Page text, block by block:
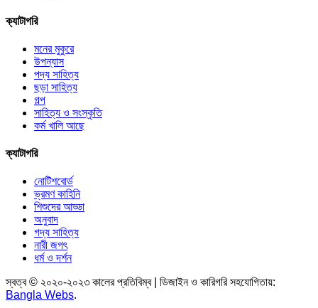
ক্যাটাগরি
মনের মুকুরে
উপন্যাস
পদ্য সাহিত্য
ছড়া সাহিত্য
গল্প
সাহিত্য ও সংস্কৃতি
কর্ম খালি আছে
ক্যাটাগরি
নোটিশবোর্ড
ভ্রমণ কাহিনি
শিশুদের আড্ডা
অনুবাদ
গদ্য সাহিত্য
নারী জগৎ
ধর্ম ও দর্শন
স্বত্ব © ২০২০-২০২৩ কালের প্রতিবিম্ব | ডিজাইন ও কারিগরি সহযোগিতায়:
Bangla Webs.